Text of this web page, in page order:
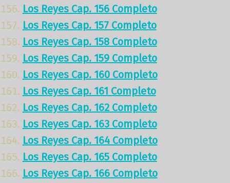
Los Reyes Cap. 156 Completo
Los Reyes Cap. 157 Completo
Los Reyes Cap. 158 Completo
Los Reyes Cap. 159 Completo
Los Reyes Cap. 160 Completo
Los Reyes Cap. 161 Completo
Los Reyes Cap. 162 Completo
Los Reyes Cap. 163 Completo
Los Reyes Cap. 164 Completo
Los Reyes Cap. 165 Completo
Los Reyes Cap. 166 Completo